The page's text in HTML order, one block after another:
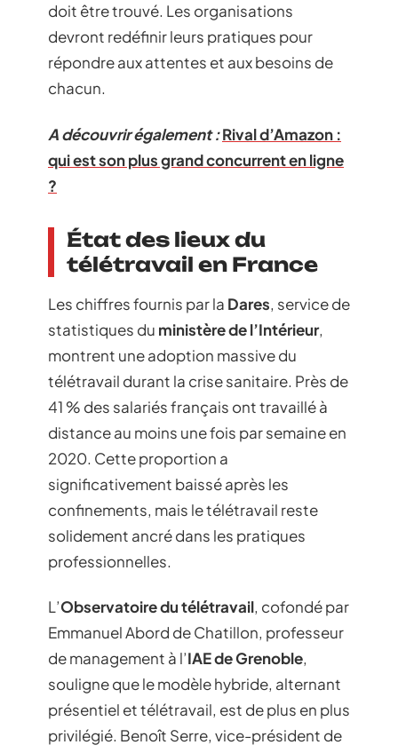
doit être trouvé. Les organisations
devront redéfinir leurs pratiques pour
répondre aux attentes et aux besoins de
chacun.
A découvrir également :Rival d’Amazon :
qui est son plus grand concurrent en ligne
?
État des lieux du
télétravail en France
Les chiffres fournis par la Dares, service de
statistiques du ministère de l’Intérieur,
montrent une adoption massive du
télétravail durant la crise sanitaire. Près de
41 % des salariés français ont travaillé à
distance au moins une fois par semaine en
2020. Cette proportion a
significativement baissé après les
confinements, mais le télétravail reste
solidement ancré dans les pratiques
professionnelles.
L’Observatoire du télétravail, cofondé par
Emmanuel Abord de Chatillon, professeur
de management à l’IAE de Grenoble,
souligne que le modèle hybride, alternant
présentiel et télétravail, est de plus en plus
privilégié. Benoît Serre, vice-président de